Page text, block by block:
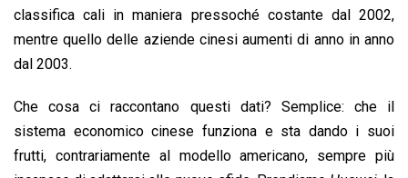
classifica cali in maniera pressoché costante dal 2002,
mentre quello delle aziende cinesi aumenti di anno in anno
dal 2003.
Che cosa ci raccontano questi dati? Semplice: che il
sistema economico cinese funziona e sta dando i suoi
frutti, contrariamente al modello americano, sempre più